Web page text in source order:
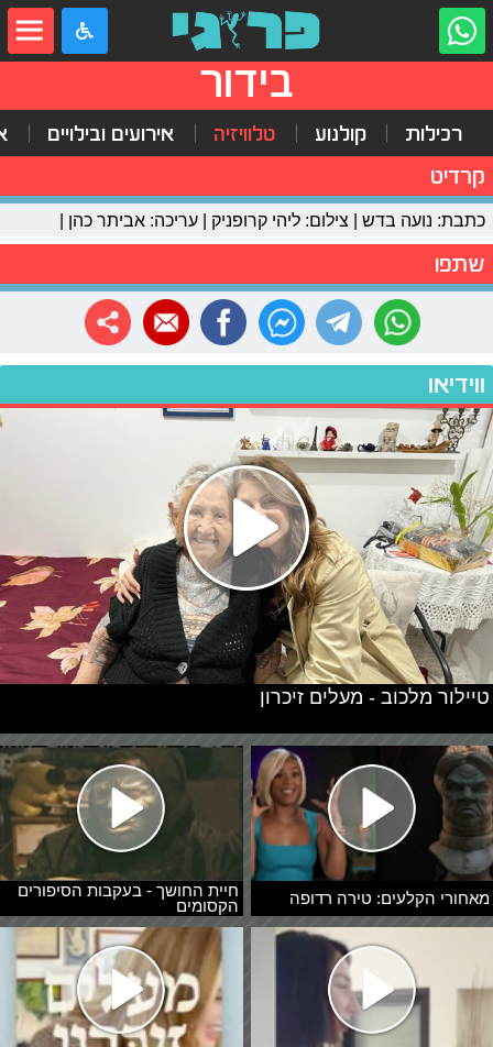
בידור
רכילות קולנוע טלוויזיה אירועים ובילויים
קרדיט
כתבת: נועה בדש | צילום: ליהי קרופניק | עריכה: אביתר כהן |
שתפו
ווידיאו
מאחורי הקלעים: טירה רדופה
חיית החושך - בעקבות הסיפורים
הקסומים
טיילור מלכוב - מעלים זיכרון